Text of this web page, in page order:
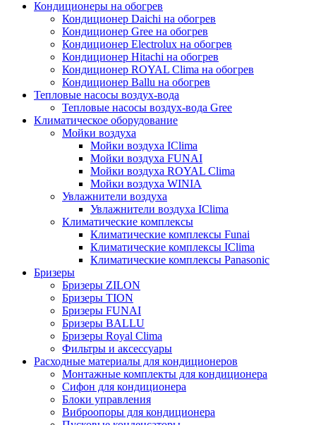
Кондиционеры на обогрев
Кондиционер Daichi на обогрев
Кондиционер Gree на обогрев
Кондиционер Electrolux на обогрев
Кондиционер Hitachi на обогрев
Кондиционер ROYAL Clima на обогрев
Кондиционер Ballu на обогрев
Тепловые насосы воздух-вода
Тепловые насосы воздух-вода Gree
Климатическое оборудование
Мойки воздуха
Мойки воздуха IClima
Мойки воздуха FUNAI
Мойки воздуха ROYAL Clima
Мойки воздуха WINIA
Увлажнители воздуха
Увлажнители воздуха IClima
Климатические комплексы
Климатические комплексы Funai
Климатические комплексы IClima
Климатические комплексы Panasonic
Бризеры
Бризеры ZILON
Бризеры TION
Бризеры FUNAI
Бризеры BALLU
Бризеры Royal Clima
Фильтры и аксессуары
Расходные материалы для кондиционеров
Монтажные комплекты для кондиционера
Сифон для кондиционера
Блоки управления
Виброопоры для кондиционера